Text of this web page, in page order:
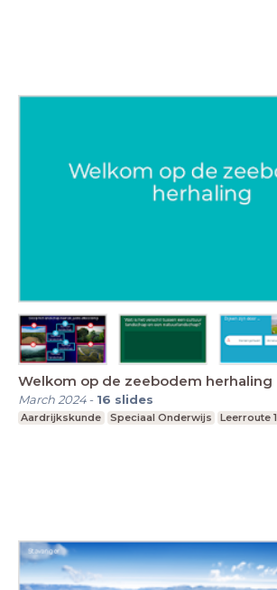
Welkom op de zeebodem herhaling
March 2024- 16 slides
Aardrijkskunde Speciaal Onderwijs Leerroute 1